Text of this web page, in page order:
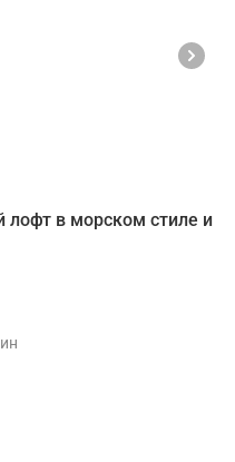
лофт в морском стиле и